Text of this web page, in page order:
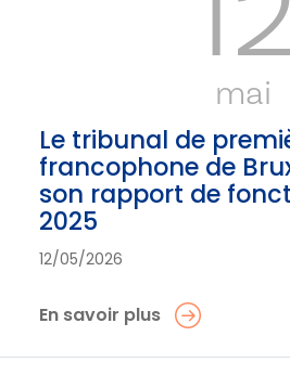
mai
Le tribunal de
francophone de
son rapport de
2025
12/05/2026
En savoir plus